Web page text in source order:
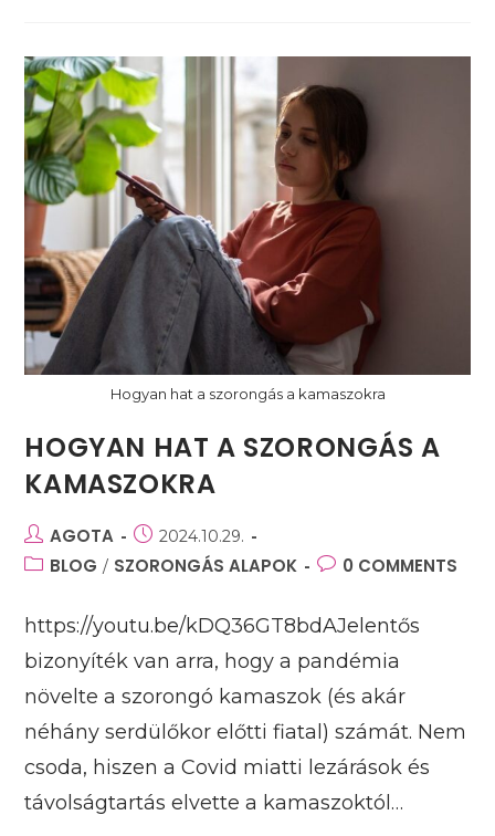
Hogyan hat a szorongás a kamaszokra
HOGYAN HAT A SZORONGÁS A
KAMASZOKRA
Post
author:
AGOTA
Post
published:
2024.10.29.
PostBLOG / SZORONGÁS ALAPOK
Post0 COMMENTS
https://youtu.be/kDQ36GT8bdAJelentős
bizonyíték van arra, hogy a pandémia
növelte a szorongó kamaszok (és akár
néhány serdülőkor előtti fiatal) számát. Nem
csoda, hiszen a Covid miatti lezárások és
távolságtartás elvette a kamaszoktól…